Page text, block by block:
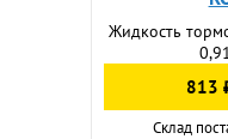
Жидкость
813
Склад